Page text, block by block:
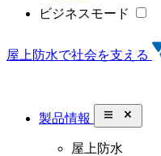
ビジネスモード
屋上防水で社会を支える
製品情報 close_small
屋上防水